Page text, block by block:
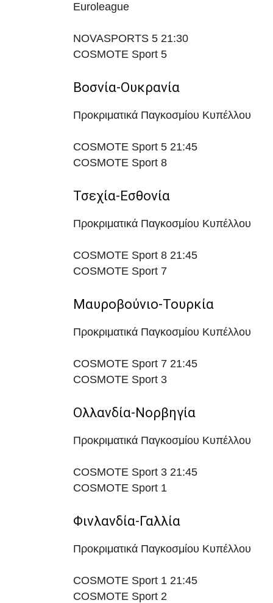
Euroleague
NOVASPORTS 5 21:30
COSMOTE Sport 5
Βοσνία-Ουκρανία
Προκριματικά Παγκοσμίου Κυπέλλου
COSMOTE Sport 5 21:45
COSMOTE Sport 8
Τσεχία-Εσθονία
Προκριματικά Παγκοσμίου Κυπέλλου
COSMOTE Sport 8 21:45
COSMOTE Sport 7
Μαυροβούνιο-Τουρκία
Προκριματικά Παγκοσμίου Κυπέλλου
COSMOTE Sport 7 21:45
COSMOTE Sport 3
Ολλανδία-Νορβηγία
Προκριματικά Παγκοσμίου Κυπέλλου
COSMOTE Sport 3 21:45
COSMOTE Sport 1
Φινλανδία-Γαλλία
Προκριματικά Παγκοσμίου Κυπέλλου
COSMOTE Sport 1 21:45
COSMOTE Sport 2